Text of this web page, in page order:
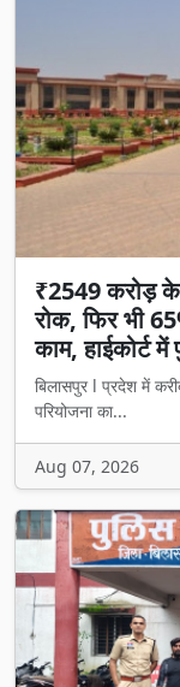
₹2549 करोड़
रोक, फिर भी
काम, हाईकोर्ट में
बिलासपुर l प्रदेश में
परियोजना का...
Aug 07, 2026